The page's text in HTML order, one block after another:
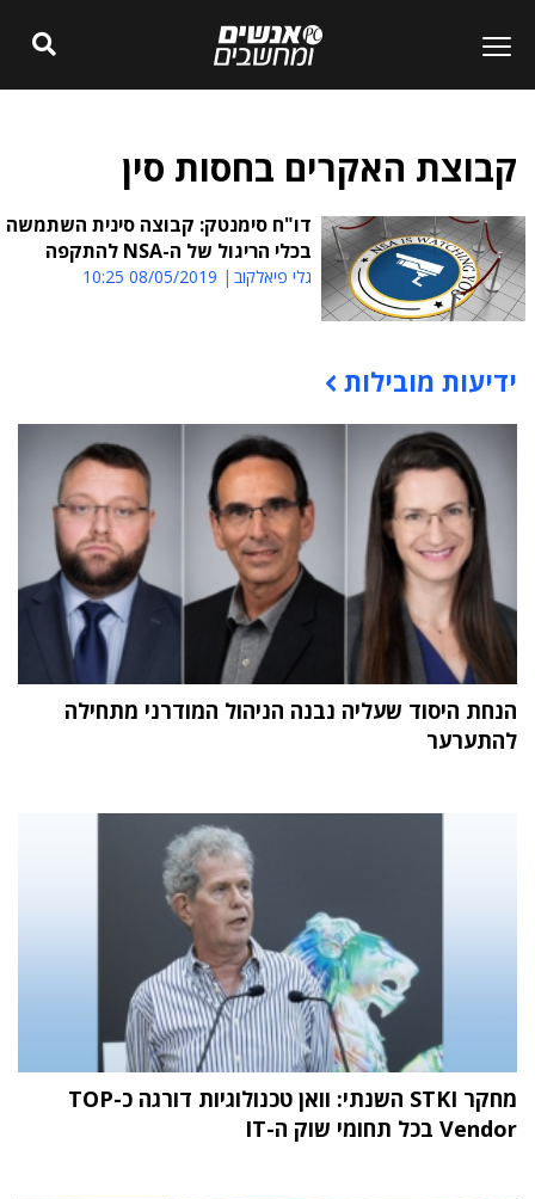
קבוצת האקרים בחסות סין
דו"ח סימנטק: קבוצה סינית השתמשה
בכלי הריגול של ה-NSA להתקפה
גלי פיאלקוב 08/05/2019 10:25
תוכן פרסומי
ידיעות מובילות
הנחת היסוד שעליה נבנה הניהול המודרני מתחילה
להתערער
מחקר STKI השנתי: וואן טכנולוגיות דורגה כ-TOP
Vendor בכל תחומי שוק ה-IT